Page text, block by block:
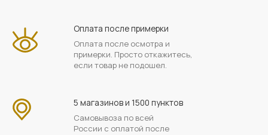
Оплата после примерки
Оплата после осмотра и
примерки. Просто откажитесь,
если товар не подошел.
5 магазинов и 1500 пунктов
Самовывоза по всей
России с оплатой после